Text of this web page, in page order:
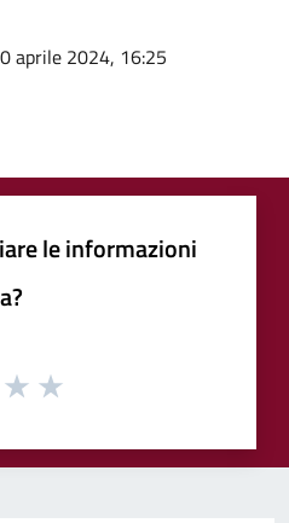
aprile 2024, 16:25
le informazioni